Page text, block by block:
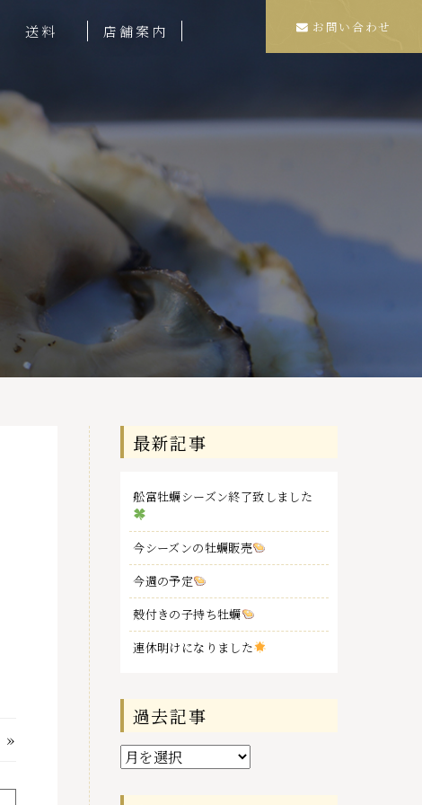
送料 店舗案内 お問い合わせ
»
最新記事
舩富牡蠣シーズン終了致しました
今シーズンの牡蠣販売
今週の予定
殻付きの子持ち牡蠣
連休明けになりました
過去記事
過
去
記